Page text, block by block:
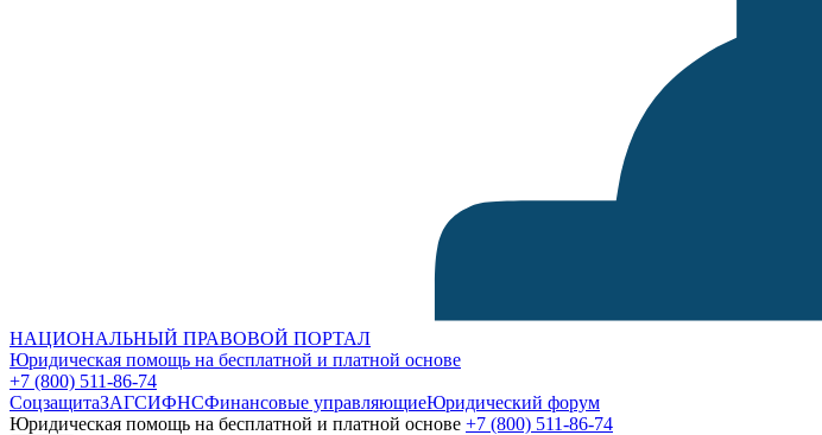
НАЦИОНАЛЬНЫЙ ПРАВОВОЙ ПОРТАЛ
Юридическая помощь на бесплатной и платной основе
+7 (800) 511-86-74
СоцзащитаЗАГСИФНСФинансовые управляющиеЮридический форум
Юридическая помощь на бесплатной и платной основе +7 (800) 511-86-74